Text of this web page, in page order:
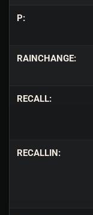
P:
RAINCHANGE:
RECALL:
RECALLIN: